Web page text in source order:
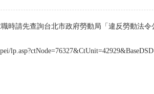
時請先查詢台北市政府勞動局「違反勞動法令